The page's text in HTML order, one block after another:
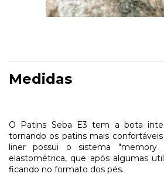
Medidas
O Patins Seba E3 tem a bota
tornando os patins mais
liner possui o sistema "memory
elastométrica, que após algumas
ficando no formato dos pés.